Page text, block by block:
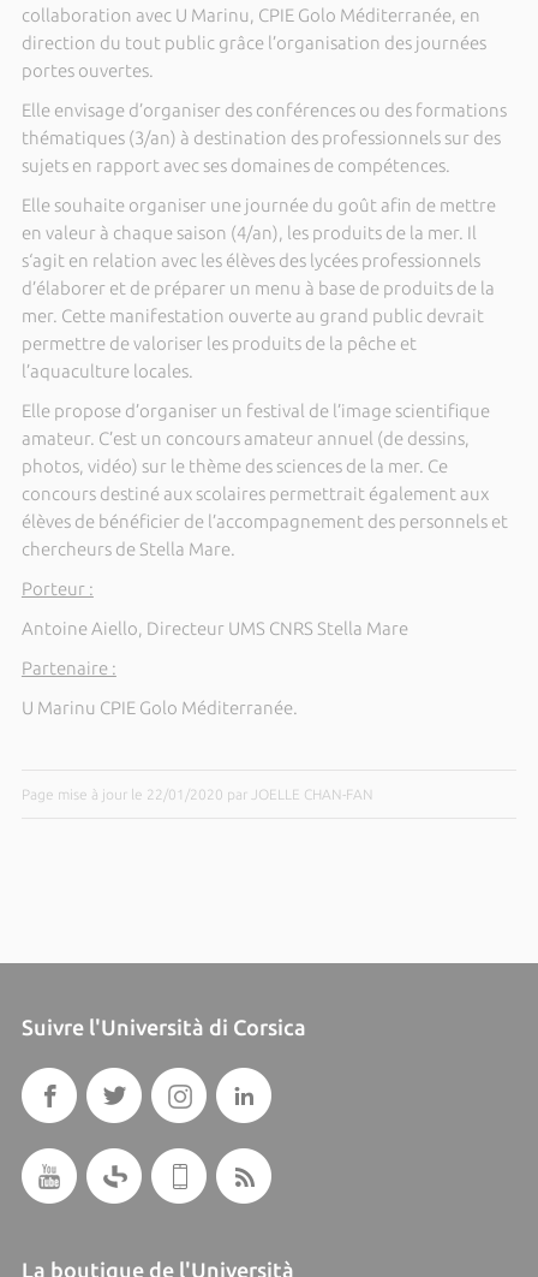
collaboration avec U Marinu, CPIE Golo Méditerranée, en
direction du tout public grâce l’organisation des journées
portes ouvertes.
Elle envisage d’organiser des conférences ou des formations
thématiques (3/an) à destination des professionnels sur des
sujets en rapport avec ses domaines de compétences.
Elle souhaite organiser une journée du goût afin de mettre
en valeur à chaque saison (4/an), les produits de la mer. Il
s‘agit en relation avec les élèves des lycées professionnels
d’élaborer et de préparer un menu à base de produits de la
mer. Cette manifestation ouverte au grand public devrait
permettre de valoriser les produits de la pêche et
l’aquaculture locales.
Elle propose d’organiser un festival de l’image scientifique
amateur. C’est un concours amateur annuel (de dessins,
photos, vidéo) sur le thème des sciences de la mer. Ce
concours destiné aux scolaires permettrait également aux
élèves de bénéficier de l’accompagnement des personnels et
chercheurs de Stella Mare.
Porteur :
Antoine Aiello, Directeur UMS CNRS Stella Mare
Partenaire :
U Marinu CPIE Golo Méditerranée.
Page mise à jour le 22/01/2020 par JOELLE CHAN-FAN
Suivre l'Università di Corsica
La boutique de l'Università